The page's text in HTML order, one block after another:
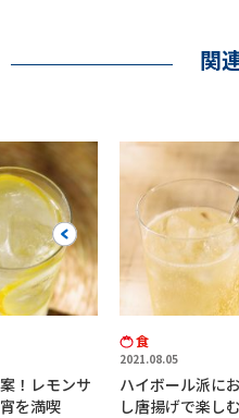
関
Previous
！レモンサ
を満喫
食
2021.08.05
ハイボール派に
し唐揚げで楽し